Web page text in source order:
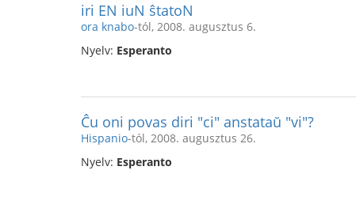
iri EN iuN ŝtatoN
ora knabo-tól, 2008. augusztus 6.
Nyelv: Esperanto
Ĉu oni povas diri "ci" anstataŭ "vi"?
Hispanio-tól, 2008. augusztus 26.
Nyelv: Esperanto